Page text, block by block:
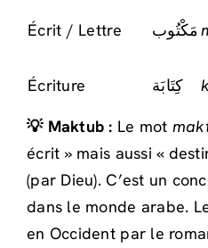
Écrit / Lettre مَكْتُوب
Écriture كِتَابَة
💡 Maktub : Le mot
écrit » mais aussi «
(par Dieu). C’est un
dans le monde arabe.
en Occident par le